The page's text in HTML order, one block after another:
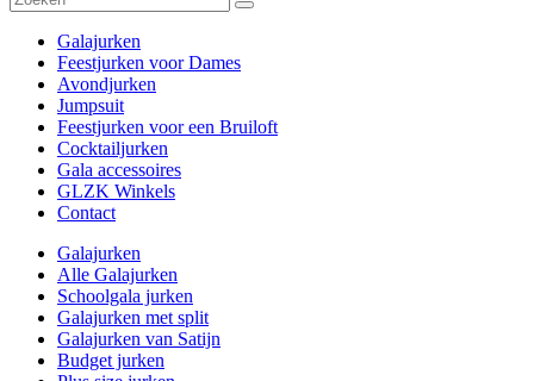
Galajurken
Feestjurken voor Dames
Avondjurken
Jumpsuit
Feestjurken voor een Bruiloft
Cocktailjurken
Gala accessoires
GLZK Winkels
Contact
Galajurken
Alle Galajurken
Schoolgala jurken
Galajurken met split
Galajurken van Satijn
Budget jurken